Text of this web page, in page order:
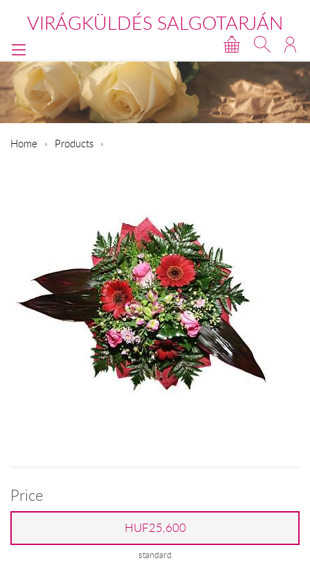
VIRÁGKÜLDÉS SALGOTARJÁN
Home Products
Price
HUF25,600
standard